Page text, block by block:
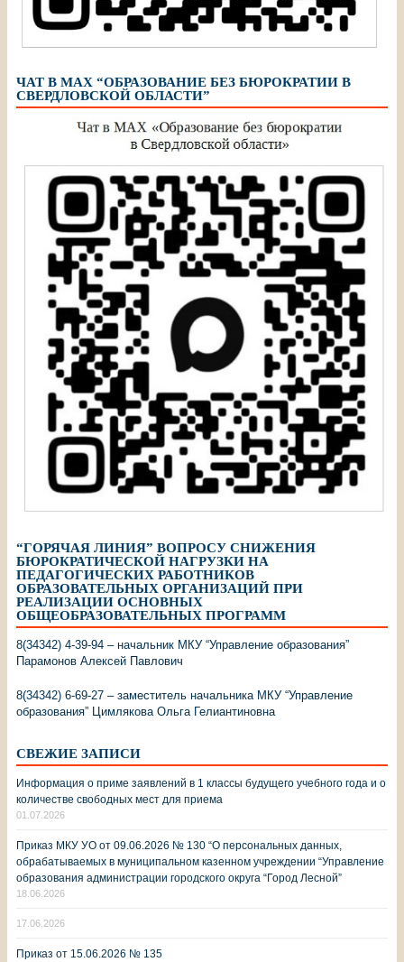
ЧАТ В МАХ “ОБРАЗОВАНИЕ БЕЗ БЮРОКРАТИИ В
СВЕРДЛОВСКОЙ ОБЛАСТИ”
“ГОРЯЧАЯ ЛИНИЯ” ВОПРОСУ СНИЖЕНИЯ
БЮРОКРАТИЧЕСКОЙ НАГРУЗКИ НА
ПЕДАГОГИЧЕСКИХ РАБОТНИКОВ
ОБРАЗОВАТЕЛЬНЫХ ОРГАНИЗАЦИЙ ПРИ
РЕАЛИЗАЦИИ ОСНОВНЫХ
ОБЩЕОБРАЗОВАТЕЛЬНЫХ ПРОГРАММ
8(34342) 4-39-94 – начальник МКУ “Управление образования”
Парамонов Алексей Павлович
8(34342) 6-69-27 – заместитель начальника МКУ “Управление
образования” Цимлякова Ольга Гелиантиновна
СВЕЖИЕ ЗАПИСИ
Информация о приме заявлений в 1 классы будущего учебного года и о
количестве свободных мест для приема
01.07.2026
Приказ МКУ УО от 09.06.2026 № 130 “О персональных данных,
обрабатываемых в муниципальном казенном учреждении “Управление
образования администрации городского округа “Город Лесной”
18.06.2026
17.06.2026
Приказ от 15.06.2026 № 135